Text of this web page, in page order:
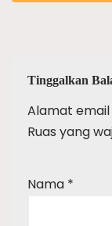
Tinggalkan
Alamat email
Ruas yang
Nama *